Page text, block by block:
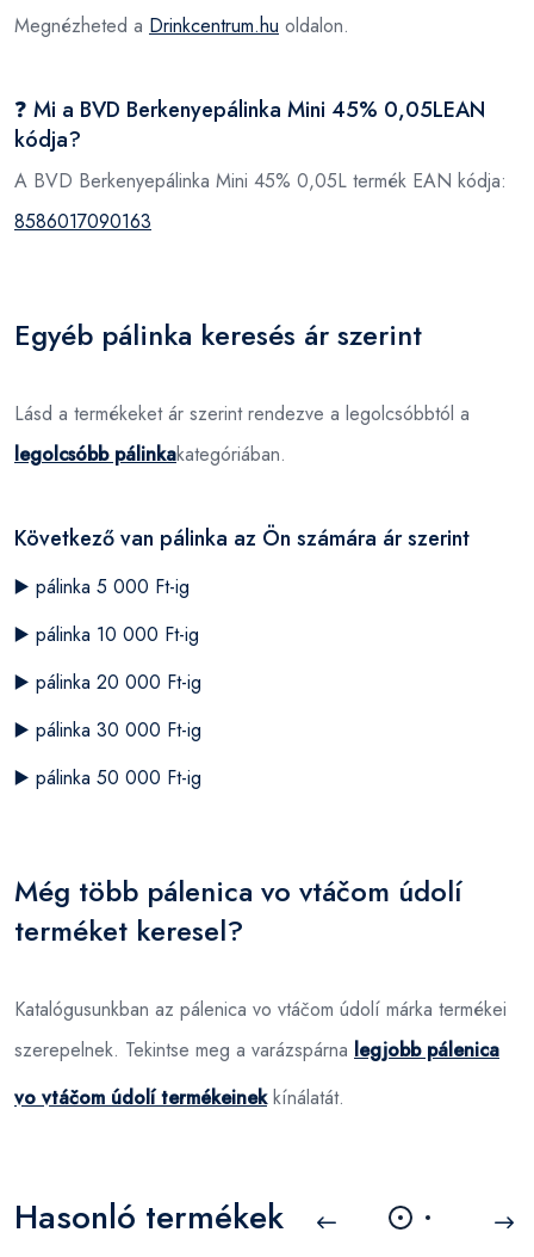
Megnézheted a Drinkcentrum.hu oldalon.
❓ Mi a BVD Berkenyepálinka Mini 45% 0,05LEAN
kódja?
A BVD Berkenyepálinka Mini 45% 0,05L termék EAN kódja:
8586017090163
Egyéb pálinka keresés ár szerint
Lásd a termékeket ár szerint rendezve a legolcsóbbtól a
legolcsóbb pálinkakategóriában.
Következő van pálinka az Ön számára ár szerint
▶️ pálinka 5 000 Ft-ig
▶️ pálinka 10 000 Ft-ig
▶️ pálinka 20 000 Ft-ig
▶️ pálinka 30 000 Ft-ig
▶️ pálinka 50 000 Ft-ig
Még több pálenica vo vtáčom údolí
terméket keresel?
Katalógusunkban az pálenica vo vtáčom údolí márka termékei
szerepelnek. Tekintse meg a varázspárna legjobb pálenica
vo vtáčom údolí termékeinekkínálatát.
Hasonló termékek